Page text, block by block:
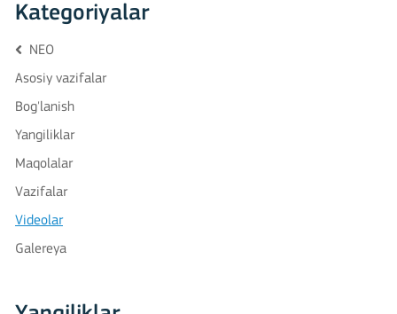
Kategoriyalar
NEO
Asosiy vazifalar
Bog'lanish
Yangiliklar
Maqolalar
Vazifalar
Videolar
Galereya